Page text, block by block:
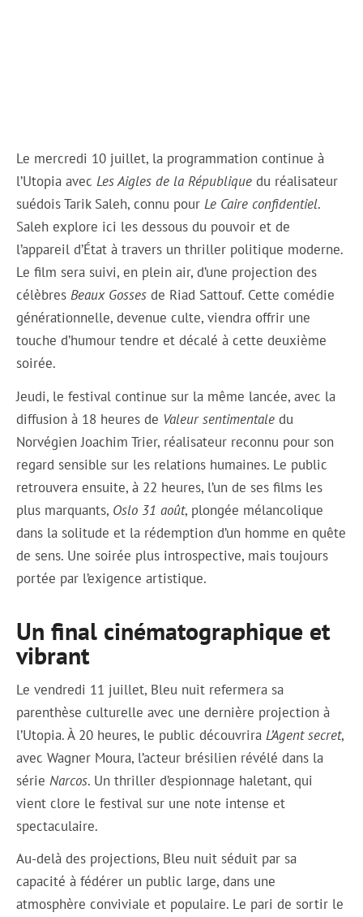
Le mercredi 10 juillet, la programmation continue à
l’Utopia avecLes Aigles de la République du réalisateur
suédois Tarik Saleh, connu pourLe Caire confidentiel.
Saleh explore ici les dessous du pouvoir et de
l’appareil d’État à travers un thriller politique moderne.
Le film sera suivi, en plein air, d’une projection des
célèbresBeaux Gosses de Riad Sattouf. Cette comédie
générationnelle, devenue culte, viendra offrir une
touche d’humour tendre et décalé à cette deuxième
soirée.
Jeudi, le festival continue sur la même lancée, avec la
diffusion à 18 heures de Valeur sentimentale du
Norvégien Joachim Trier, réalisateur reconnu pour son
regard sensible sur les relations humaines. Le public
retrouvera ensuite, à 22 heures, l’un de ses films les
plus marquants, Oslo 31 août, plongée mélancolique
dans la solitude et la rédemption d’un homme en quête
de sens. Une soirée plus introspective, mais toujours
portée par l’exigence artistique.
Un final cinématographique et
vibrant
Le vendredi 11 juillet, Bleu nuit refermera sa
parenthèse culturelle avec une dernière projection à
l’Utopia. À 20 heures, le public découvriraL’Agent secret,
avec Wagner Moura, l’acteur brésilien révélé dans la
sérieNarcos. Un thriller d’espionnage haletant, qui
vient clore le festival sur une note intense et
spectaculaire.
Au-delà des projections, Bleu nuit séduit par sa
capacité à fédérer un public large, dans une
atmosphère conviviale et populaire. Le pari de sortir le